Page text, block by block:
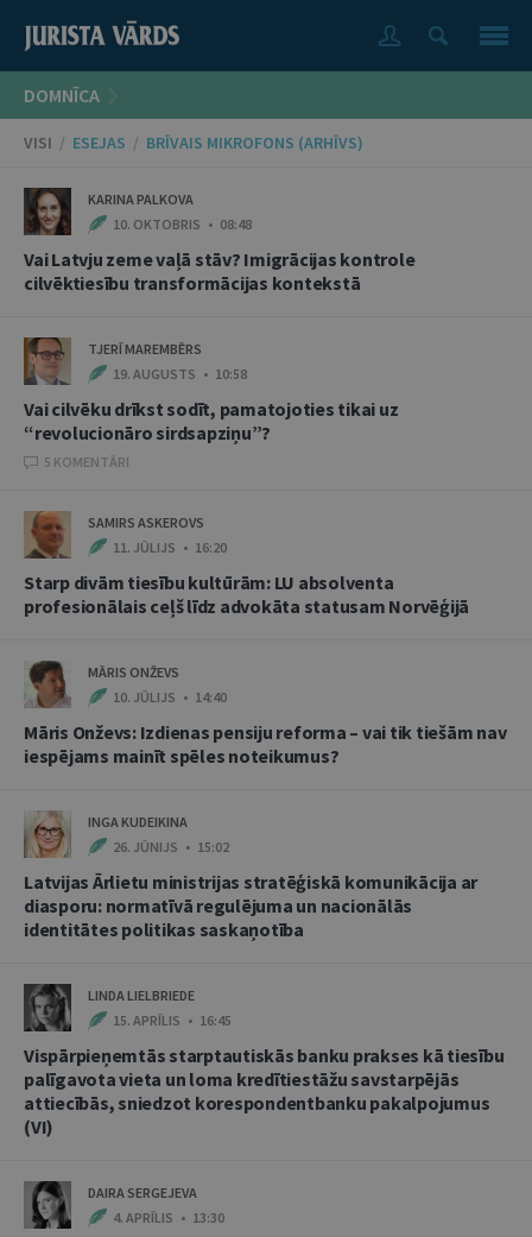
DOMNĪCA
VISI / ESEJAS / BRĪVAIS MIKROFONS (ARHĪVS)
KARINA PALKOVA
10. OKTOBRIS • 08:48
Vai Latvju zeme vaļā stāv? Imigrācijas kontrole
cilvēktiesību transformācijas kontekstā
TJERĪ MAREMBĒRS
19. AUGUSTS • 10:58
Vai cilvēku drīkst sodīt, pamatojoties tikai uz
“revolucionāro sirdsapziņu”?
5 KOMENTĀRI
SAMIRS ASKEROVS
11. JŪLIJS • 16:20
Starp divām tiesību kultūrām: LU absolventa
profesionālais ceļš līdz advokāta statusam Norvēģijā
MĀRIS ONŽEVS
10. JŪLIJS • 14:40
Māris Onževs: Izdienas pensiju reforma – vai tik tiešām nav
iespējams mainīt spēles noteikumus?
INGA KUDEIKINA
26. JŪNIJS • 15:02
Latvijas Ārlietu ministrijas stratēģiskā komunikācija ar
diasporu: normatīvā regulējuma un nacionālās
identitātes politikas saskaņotība
LINDA LIELBRIEDE
15. APRĪLIS • 16:45
Vispārpieņemtās starptautiskās banku prakses kā tiesību
palīgavota vieta un loma kredītiestāžu savstarpējās
attiecībās, sniedzot korespondentbanku pakalpojumus
(VI)
DAIRA SERGEJEVA
4. APRĪLIS • 13:30